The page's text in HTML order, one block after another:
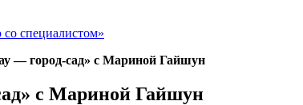
специалистом»
— город-сад» с Мариной Гайшун
с Мариной Гайшун